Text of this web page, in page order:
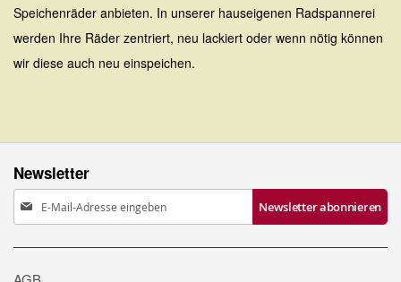
Speichenräder anbieten. In unserer hauseigenen Radspannerei
werden Ihre Räder zentriert, neu lackiert oder wenn nötig können
wir diese auch neu einspeichen.
Newsletter
Anmeldung
zum
Newsletter:
Newsletter abonnieren